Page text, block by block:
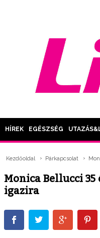
HÍREK EGÉSZSÉG
Kezdőoldal Párkapcsolat
Monica Bellucci
igazira